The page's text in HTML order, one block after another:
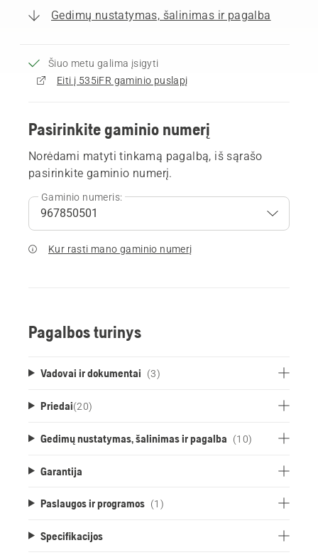
Gedimų nustatymas, šalinimas ir pagalba
Šiuo metu galima įsigyti
Eiti į 535iFR gaminio puslapį
Pasirinkite gaminio numerį
Norėdami matyti tinkamą pagalbą, iš sąrašo
pasirinkite gaminio numerį.
Gaminio numeris:
Kur rasti mano gaminio numerį
Pagalbos turinys
Vadovai ir dokumentai (3)
Priedai(20)
Gedimų nustatymas, šalinimas ir pagalba (10)
Garantija
Paslaugos ir programos (1)
Specifikacijos